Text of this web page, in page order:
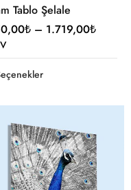
Tablo Şelale
₺ – 1.719,00₺